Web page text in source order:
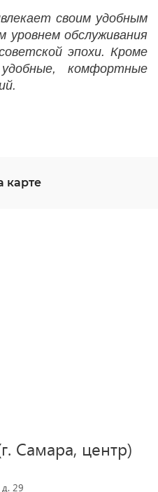
своим удобным
уровнем обслуживания
эпохи. Кроме
комфортные
карте
Самара, центр)
29